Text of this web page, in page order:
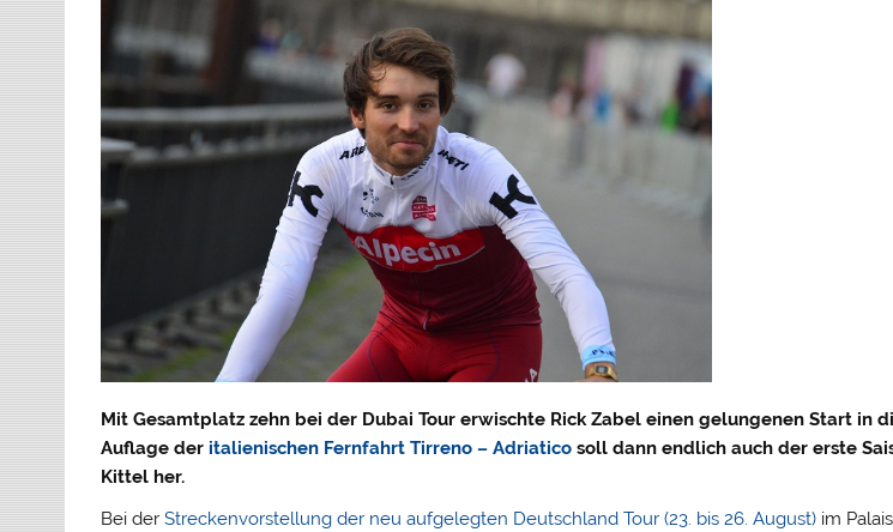
Mit Gesamtplatz zehn bei der Dubai Tour erwischte Rick Zabel einen gelungenen Start in
Auflage der italienischen Fernfahrt Tirreno – Adriatico soll dann endlich auch der erste
Kittel her.
Bei derStreckenvorstellung der neu aufgelegten Deutschland Tour (23. bis 26. August) im